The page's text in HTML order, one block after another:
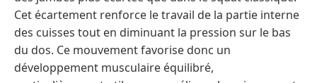
Cet écartement renforce le travail de la partie interne
des cuisses tout en diminuant la pression sur le bas
du dos. Ce mouvement favorise donc un
développement musculaire équilibré,